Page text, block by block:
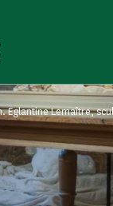
Eglantine Lemaître,